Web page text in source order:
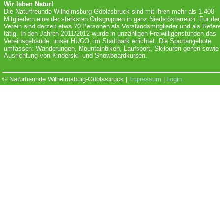
Wir leben Natur!
Die Naturfreunde Wilhelmsburg-Göblasbruck sind mit ihren mehr als 1.400
Mitgliedern eine der stärksten Ortsgruppen in ganz Niederösterreich. Für
Verein sind derzeit etwa 70 Personen als Vorstandsmitglieder und als
tätig. In den Jahren 2011/2012 wurde in unzähligen Freiwilligenstunden das
Vereinsgebäude, unser HUGO, im Stadtpark errichtet. Die Sportangebote
umfassen: Wanderungen, Mountainbiken, Laufsport, Skitouren gehen sowie
Ausrichtung von Kinderski- und Snowboardkursen.
© Naturfreunde Wilhelmsburg-Göblasbruck | Impressum Login